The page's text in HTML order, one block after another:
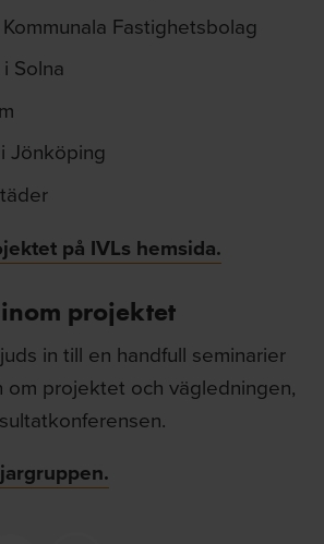
Kommunala Fastighetsbolag
Solna
Jönköping
på IVLs hemsida.
projektet
in till en handfull seminarier
om projektet och vägledningen,